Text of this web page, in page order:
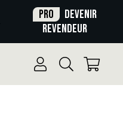
Pro
Devenir
revendeur